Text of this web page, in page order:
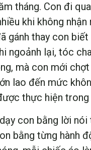
tháng. Con đi
khi không nhận
gánh thay con biết
ngoảnh lại, tóc
mà con mới
lao đến mức
thực hiện trong
con bằng lời nói
bằng từng hành